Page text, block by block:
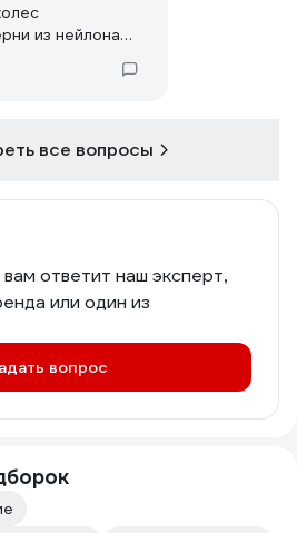
из нейлона
все вопросы
ответит наш эксперт,
или один из
вопрос